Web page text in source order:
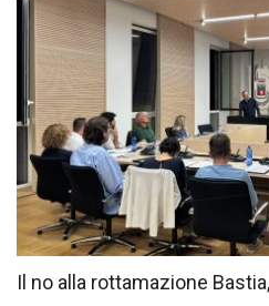
Il no alla rottamazione